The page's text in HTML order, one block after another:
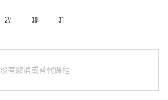
29 30 31
没有取消或替代课程